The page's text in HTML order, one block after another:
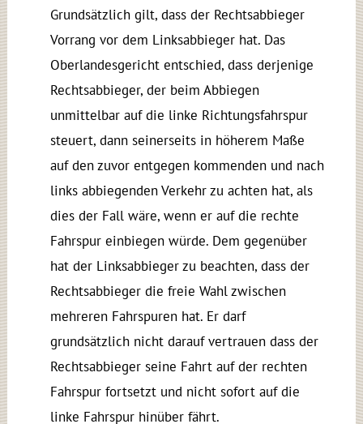
Grundsätzlich gilt, dass der Rechtsabbieger
Vorrang vor dem Linksabbieger hat. Das
Oberlandesgericht entschied, dass derjenige
Rechtsabbieger, der beim Abbiegen
unmittelbar auf die linke Richtungsfahrspur
steuert, dann seinerseits in höherem Maße
auf den zuvor entgegen kommenden und nach
links abbiegenden Verkehr zu achten hat, als
dies der Fall wäre, wenn er auf die rechte
Fahrspur einbiegen würde. Dem gegenüber
hat der Linksabbieger zu beachten, dass der
Rechtsabbieger die freie Wahl zwischen
mehreren Fahrspuren hat. Er darf
grundsätzlich nicht darauf vertrauen dass der
Rechtsabbieger seine Fahrt auf der rechten
Fahrspur fortsetzt und nicht sofort auf die
linke Fahrspur hinüber fährt.